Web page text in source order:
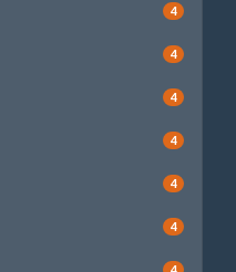
4
4
4
4
4
4